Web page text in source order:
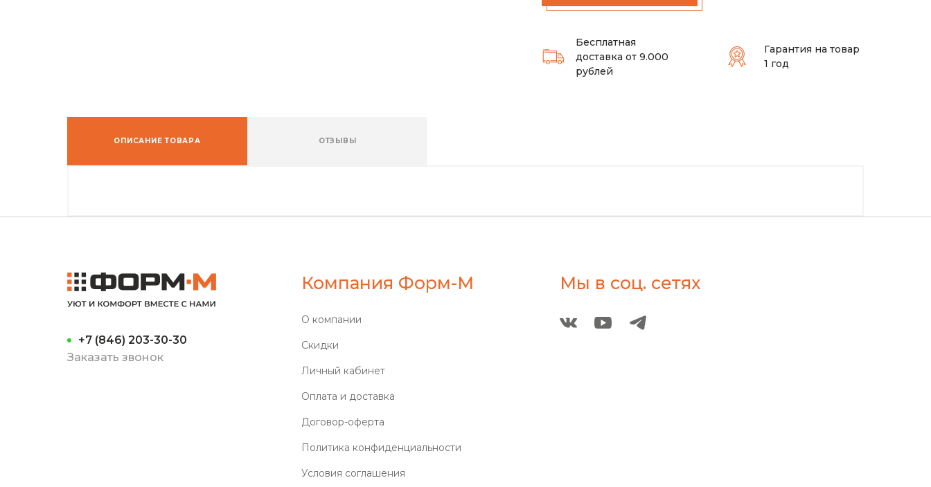
Бесплатная
доставка от 9.000
рублей
Гарантия на товар
1 год
ОПИСАНИЕ ТОВАРА ОТЗЫВЫ
+7 (846) 203-30-30
Заказать звонок
Компания Форм-М
О компании
Скидки
Личный кабинет
Оплата и доставка
Договор-оферта
Политика конфиденциальности
Условия соглашения
Мы в соц. сетях